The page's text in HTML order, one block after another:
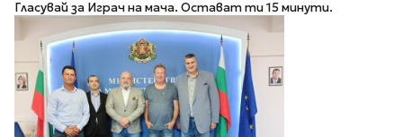
Гласувай за Играч на мача. Остават ти 15 минути.